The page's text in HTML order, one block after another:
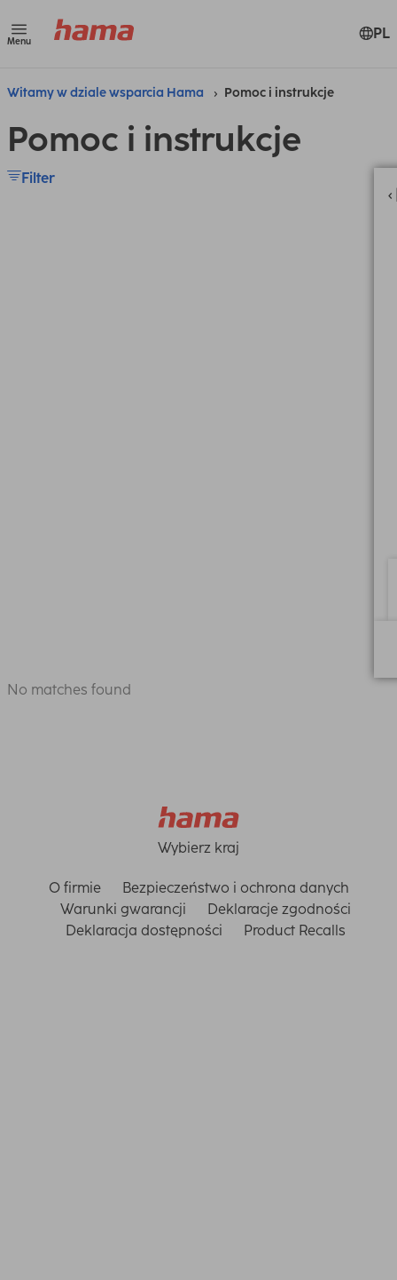
Menu PL
Witamy w dziale wsparcia Hama Pomoc i instrukcje
Pomoc i instrukcje
Filter
No matches found
Wybierz kraj
O firmie
Bezpieczeństwo i ochrona danych
Warunki gwarancji
Deklaracje zgodności
Deklaracja dostępności
Product Recalls